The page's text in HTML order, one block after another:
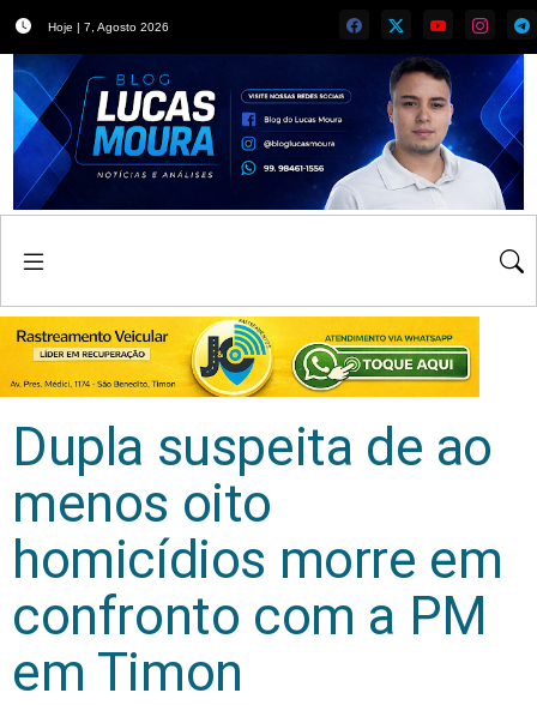
Hoje | 7, Agosto 2026
Dupla suspeita de ao
menos oito
homicídios morre em
confronto com a PM
em Timon